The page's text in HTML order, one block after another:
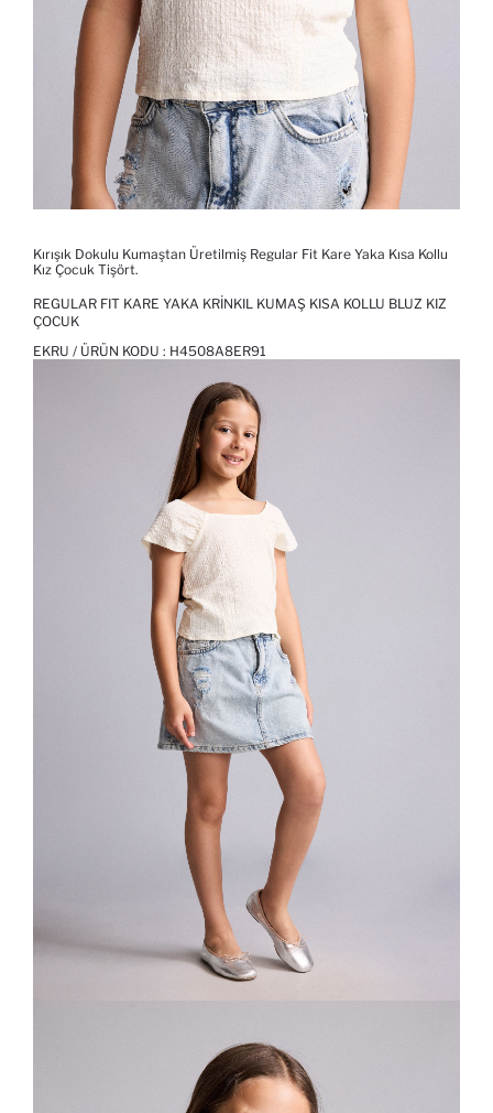
Kırışık Dokulu Kumaştan Üretilmiş Regular Fit Kare Yaka Kısa Kollu
Kız Çocuk Tişört.
REGULAR FIT KARE YAKA KRINKIL KUMAŞ KISA KOLLU BLUZ KIZ
ÇOCUK
EKRU / ÜRÜN KODU : H4508A8ER91